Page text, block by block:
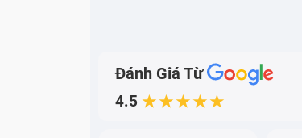
Đánh Giá Từ
4.5 ★★★★★